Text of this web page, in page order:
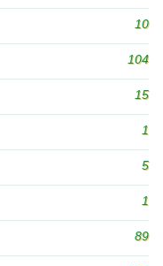
10
104
15
1
5
1
89